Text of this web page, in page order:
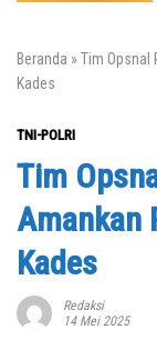
Beranda » Tim Opsnal
Kades
TNI-POLRI
Tim
Amankan
Kades
Redaksi
14 Mei 2025